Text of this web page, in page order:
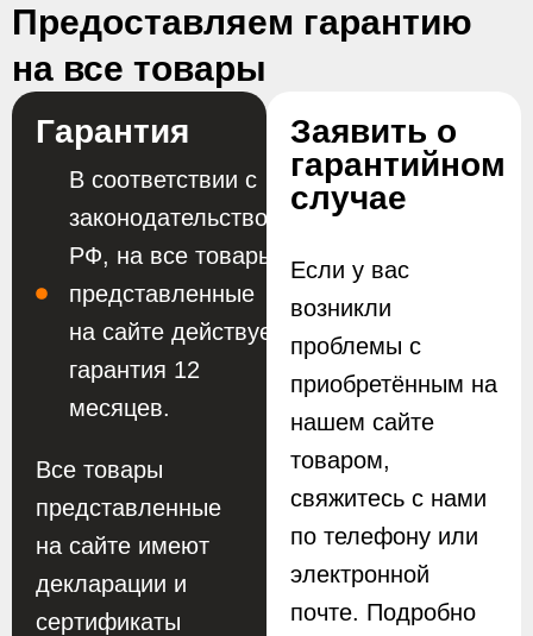
Предоставляем гарантию
на все товары
Гарантия
В соответствии с
законодательством
РФ, на все товары
представленные
на сайте действует
гарантия 12
месяцев.
Все товары
представленные
на сайте имеют
декларации и
сертификаты
Заявить о
гарантийном
случае
Если у вас
возникли
проблемы с
приобретённым на
нашем сайте
товаром,
свяжитесь с нами
по телефону или
электронной
почте. Подробно